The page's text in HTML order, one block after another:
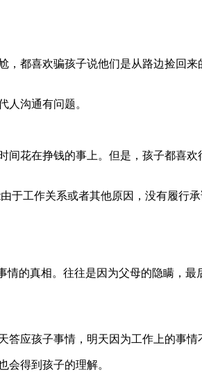
都喜欢骗孩子说他们是从路边捡回来
人沟通有问题。
花在挣钱的事上。但是，孩子都喜
于工作关系或者其他原因，没有履行承
的真相。往往是因为父母的隐瞒，
应孩子事情，明天因为工作上的事情
得到孩子的理解。